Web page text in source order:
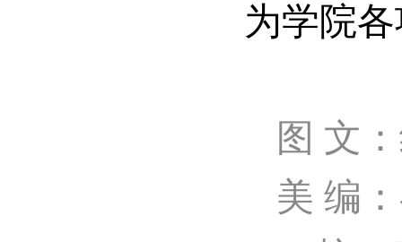
为学院
图 文
美 编